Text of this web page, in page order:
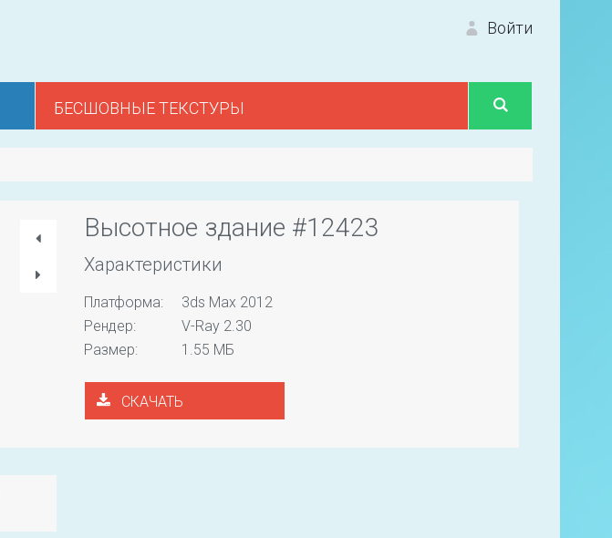
Войти
БЕСШОВНЫЕ ТЕКСТУРЫ
Высотное здание #12423
Характеристики
Платформа:
3ds Max 2012
Рендер:
V-Ray 2.30
Размер:
1.55 МБ
СКАЧАТЬ